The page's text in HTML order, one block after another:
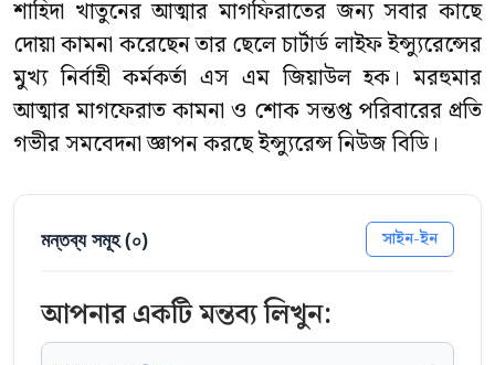
শাহিদা খাতুনের আত্মার মাগফিরাতের জন্য সবার কাছে
দোয়া কামনা করেছেন তার ছেলে চার্টার্ড লাইফ ইন্স্যুরেন্সের
মুখ্য নির্বাহী কর্মকর্তা এস এম জিয়াউল হক। মরহুমার
আত্মার মাগফেরাত কামনা ও শোক সন্তপ্ত পরিবারের প্রতি
গভীর সমবেদনা জ্ঞাপন করছে ইন্স্যুরেন্স নিউজ বিডি।
মন্তব্য সমূহ (০) সাইন-ইন
আপনার একটি মন্তব্য লিখুন: